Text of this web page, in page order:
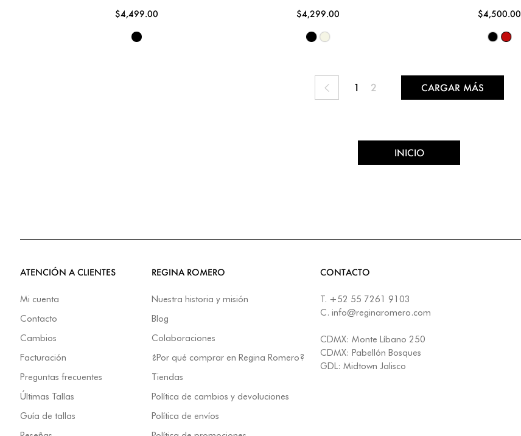
$4,499.00
$4,299.00
$4,500.00
1 2 CARGAR MÁS
INICIO
ATENCIÓN A CLIENTES
Mi cuenta
Contacto
Cambios
Facturación
Preguntas frecuentes
Últimas Tallas
Guía de tallas
REGINA ROMERO
Nuestra historia y misión
Blog
Colaboraciones
¿Por qué comprar en Regina Romero?
Tiendas
Política de cambios y devoluciones
Política de envíos
CONTACTO
T. +52 55 7261 9103
C. info@reginaromero.com
CDMX: Monte Líbano 250
CDMX: Pabellón Bosques
GDL: Midtown Jalisco